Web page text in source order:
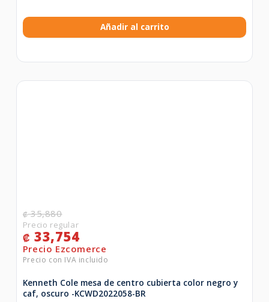
Añadir al carrito
₡35,880
₡ 33,754
Kenneth Cole mesa de centro cubierta color negro y
caf‚ oscuro -KCWD2022058-BR